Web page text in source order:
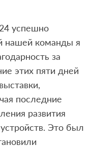
успешно
нашей команды я
за
этих пяти дней
последние
развития
Это был